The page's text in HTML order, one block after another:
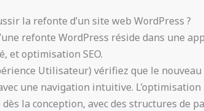
la refonte d’un site web WordPress ?
refonte WordPress réside dans une
et optimisation SEO.
Utilisateur) vérifiez que le
une navigation intuitive.
la conception, avec des structures de